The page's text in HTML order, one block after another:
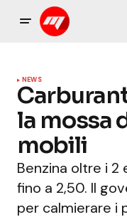
NEWS
la mossa
mobili
Benzina oltre i 2
fino a 2,50. Il
per calmierare i